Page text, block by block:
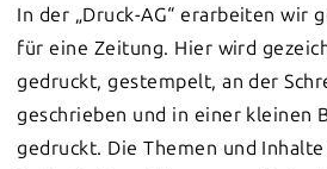
In der „Druck-AG“ erarbeiten wir
für eine Zeitung. Hier wird
gedruckt, gestempelt, an der
geschrieben und in einer kleinen
gedruckt. Die Themen und